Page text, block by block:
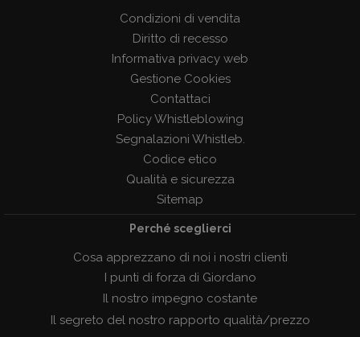
Condizioni di vendita
Diritto di recesso
Informativa privacy web
Gestione Cookies
Contattaci
Policy Whistleblowing
Segnalazioni Whistleb.
Codice etico
Qualità e sicurezza
Sitemap
Perché sceglierci
Cosa apprezzano di noi i nostri clienti
I punti di forza di Giordano
Il nostro impegno costante
Il segreto del nostro rapporto qualità/prezzo